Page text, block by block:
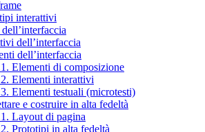
interattivi
dell’interfaccia
dell’interfaccia
Elementi di composizione
Elementi interattivi
Elementi testuali (microtesti)
e costruire in alta fedeltà
Layout di pagina
Prototipi in alta fedeltà